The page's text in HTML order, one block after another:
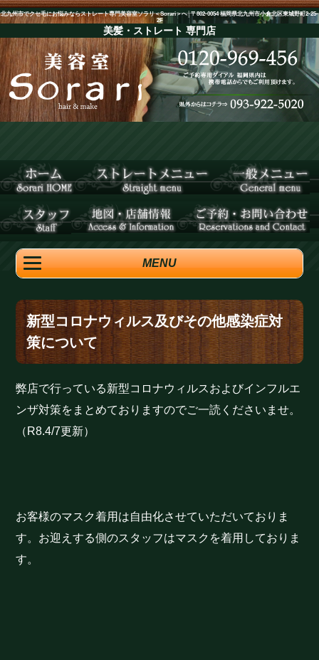
北九州市でクセ毛にお悩みならストレート専門美容室ソラリ＜Sorari＞へ│〒802-0054 福岡県北九州市小倉北区東城野町2-25-
2F
美髪・ストレート 専門店
MENU
新型コロナウィルス及びその他感染症対
策について
弊店で行っている新型コロナウィルスおよびインフルエ
ンザ対策をまとめておりますのでご一読くださいませ。
（R8.4/7更新）
お客様のマスク着用は自由化させていただいておりま
す。お迎えする側のスタッフはマスクを着用しておりま
す。